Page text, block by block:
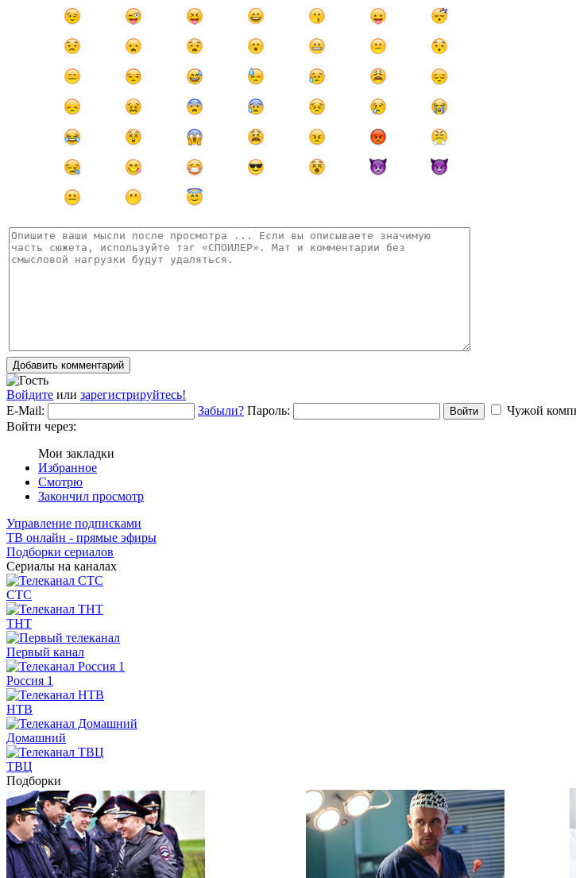
Добавить комментарий
Войдите или зарегистрируйтесь!
E-Mail:
Забыли? Пароль: Войти
Чужой
Войти через:
Мои закладки
Избранное
Смотрю
Закончил просмотр
Управление подписками
ТВ онлайн - прямые эфиры
Подборки сериалов
Сериалы на каналах
СТС
ТНТ
Первый канал
Россия 1
НТВ
Домашний
ТВЦ
Подборки